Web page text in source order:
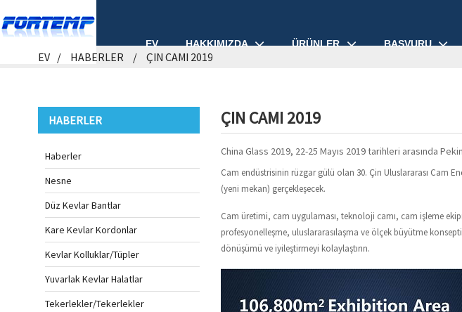
EV HAKKIMIZDA ÜRÜNLER BAŞVURU
EV HABERLER ÇIN CAMI 2019
HABERLER
Haberler
Nesne
Düz Kevlar Bantlar
Kare Kevlar Kordonlar
Kevlar Kolluklar/Tüpler
Yuvarlak Kevlar Halatlar
Tekerlekler/Tekerlekler
ÇIN CAMI 2019
China Glass 2019, 22-25 Mayıs 2019 tarihleri ​​arasında
Cam endüstrisinin rüzgar gülü olan 30. Çin Uluslararası Cam
(yeni mekan) gerçekleşecek.
Cam üretimi, cam uygulaması, teknoloji camı, cam işleme
profesyonelleşme, uluslararasılaşma ve ölçek büyütme
dönüşümü ve iyileştirmeyi kolaylaştırın.